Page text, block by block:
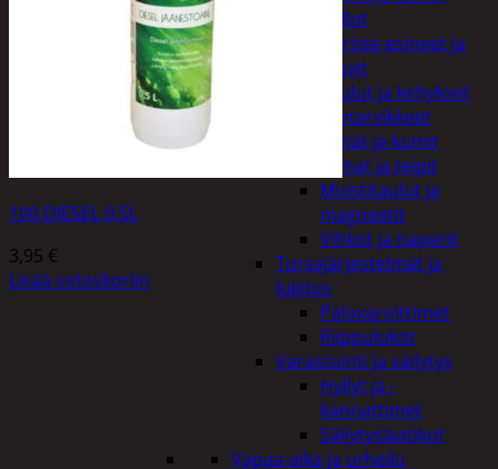
Kellot
Koriste-esineet ja
kasvit
Taulut ja kehykset
Toimistotarvikkeet
Kynät ja kumit
Liimat ja teipit
Muistitaulut ja
magneetit
Vihkot ja paperit
Turvajärjestelmät ja
lukitus
Palovaroittimet
Riippulukot
Varastointi ja säilytys
Hyllyt ja -
kannattimet
Säilytyslaatikot
Vapaa-aika ja urheilu
100 DIESEL 0,5L
3,95 €
Lisää ostoskoriin